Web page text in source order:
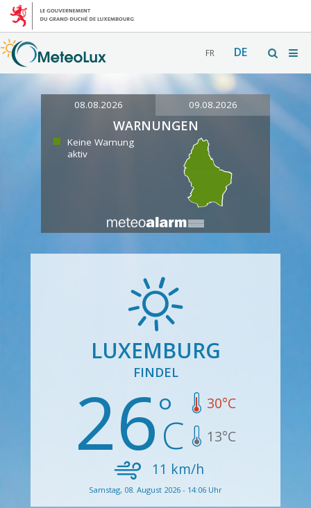
FR DE
08.08.2026 09.08.2026
WARNUNGEN
Keine Warnung
aktiv
LUXEMBURG
FINDEL
26 30°C
13°C
11 km/h
Samstag, 08. August 2026 - 14:06 Uhr